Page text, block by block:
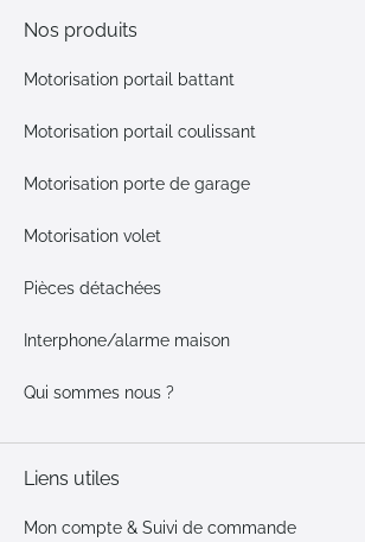
Nos produits
Motorisation portail battant
Motorisation portail coulissant
Motorisation porte de garage
Motorisation volet
Pièces détachées
Interphone/alarme maison
Qui sommes nous ?
Liens utiles
Mon compte & Suivi de commande